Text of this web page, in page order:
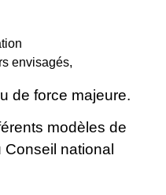
envisagés,
de force majeure.
modèles de
national